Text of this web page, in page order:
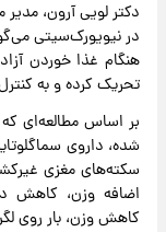
دکتر لویی آرون،
در نیویورک‌سیتی
هنگام غذا خوردن
تحریک کرده و به
شده، داروی
اضافه وزن، کاهش
کاهش وزن، بار روی